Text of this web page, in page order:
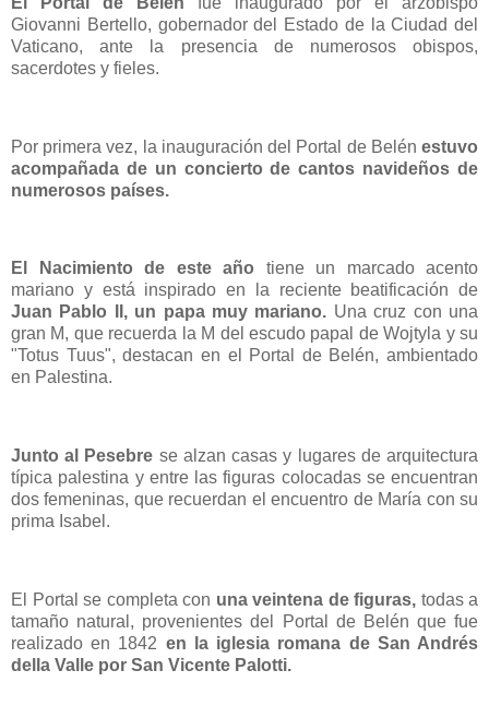
Giovanni Bertello, gobernador del Estado de la Ciudad del
Vaticano, ante la presencia de numerosos obispos,
sacerdotes y fieles.
Por primera vez, la inauguración del Portal de Belén estuvo
acompañada de un concierto de cantos navideños de
numerosos países.
El Nacimiento de este año tiene un marcado acento
mariano y está inspirado en la reciente beatificación de
Juan Pablo II, un papa muy mariano. Una cruz con una
gran M, que recuerda la M del escudo papal de Wojtyla y su
"Totus Tuus", destacan en el Portal de Belén, ambientado
en Palestina.
Junto al Pesebre se alzan casas y lugares de arquitectura
típica palestina y entre las figuras colocadas se encuentran
dos femeninas, que recuerdan el encuentro de María con su
prima Isabel.
El Portal se completa con una veintena de figuras, todas a
tamaño natural, provenientes del Portal de Belén que fue
realizado en 1842 en la iglesia romana de San Andrés
della Valle por San Vicente Palotti.